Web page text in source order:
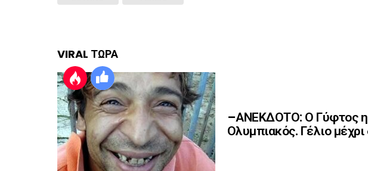
VIRAL ΤΩΡΑ
–ΑΝΕΚΔΟΤΟ: Ο Γύφτος
Ολυμπιακός. Γέλιο